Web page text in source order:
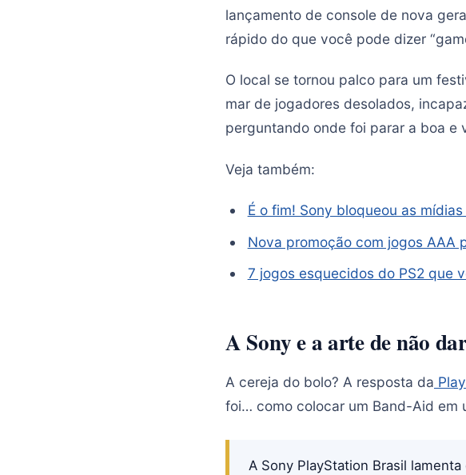
lançamento de console de nova
rápido do que você pode dizer
O local se tornou palco para um
mar de jogadores desolados,
perguntando onde foi parar a boa e
Veja também:
É o fim! Sony bloqueou as
Nova promoção com jogos AAA
7 jogos esquecidos do PS2 que
A Sony e a arte de não
A cereja do bolo? A resposta da
foi… como colocar um Band-Aid em
A Sony PlayStation Brasil